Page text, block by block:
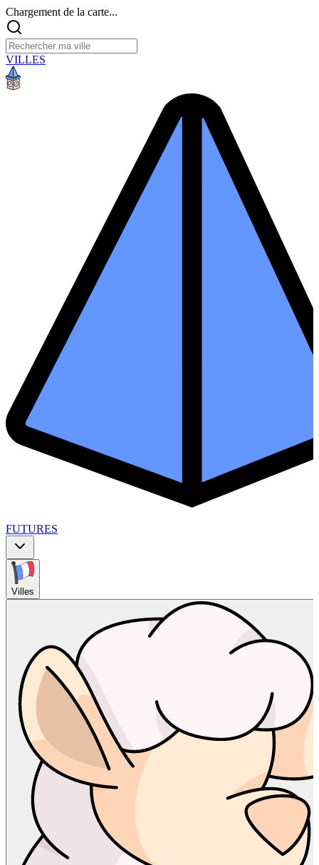
Chargement de la carte...
VILLES
FUTURES
Villes